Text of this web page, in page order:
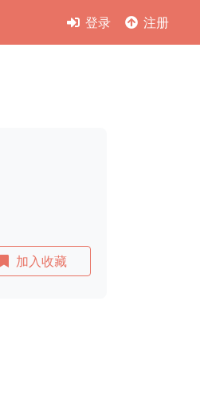
登录 注册
加入收藏